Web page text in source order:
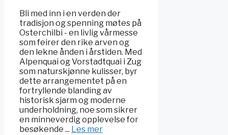
Bli med inn i en verden der
tradisjon og spenning møtes på
Osterchilbi - en livlig vårmesse
som feirer den rike arven og
den lekne ånden i årstiden. Med
Alpenquai og Vorstadtquai i Zug
som naturskjønne kulisser, byr
dette arrangementet på en
fortryllende blanding av
historisk sjarm og moderne
underholdning, noe som sikrer
en minneverdig opplevelse for
besøkende ... Les mer